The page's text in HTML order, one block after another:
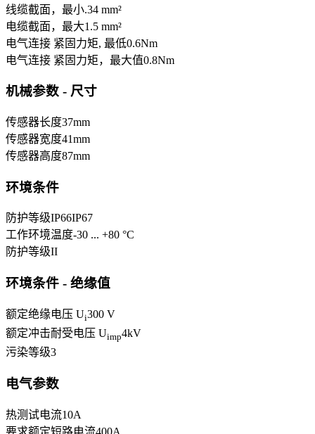
线缆截面，最小.34 mm²
电缆截面，最大1.5 mm²
电气连接 紧固力矩, 最低0.6Nm
电气连接 紧固力矩，最大值0.8Nm
机械参数 - 尺寸
传感器长度37mm
传感器宽度41mm
传感器高度87mm
环境条件
防护等级IP66IP67
工作环境温度-30 ... +80 °C
防护等级II
环境条件 - 绝缘值
额定绝缘电压 Ui300 V
额定冲击耐受电压 Uimp4kV
污染等级3
电气参数
热测试电流10A
要求额定短路电流400A